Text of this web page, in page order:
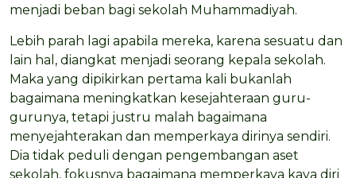
menjadi beban bagi sekolah Muhammadiyah.
Lebih parah lagi apabila mereka, karena sesuatu dan
lain hal, diangkat menjadi seorang kepala sekolah.
Maka yang dipikirkan pertama kali bukanlah
bagaimana meningkatkan kesejahteraan guru-
gurunya, tetapi justru malah bagaimana
menyejahterakan dan memperkaya dirinya sendiri.
Dia tidak peduli dengan pengembangan aset
sekolah, fokusnya bagaimana memperkaya kaya diri